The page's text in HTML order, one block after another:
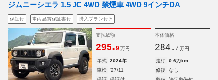
ジムニーシエラ 1.5 JC 4WD 禁煙車 4WD 9インチDA
保証付 車両品質保証書付 購入プラン付き
支払総額
295.9 万円
本体価格
284. 7 万円
年式 2024年 走行
0.6万km
車検
'27/11 修復
なし